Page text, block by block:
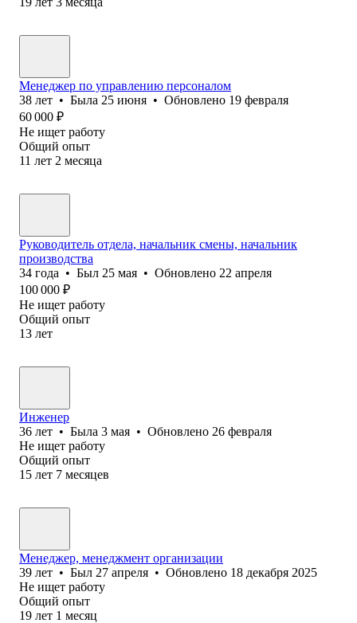
Менеджер по управлению персоналом
38 лет • Была 25 июня • Обновлено 19 февраля
60 000 ₽
Не ищет работу
Общий опыт
11 лет 2 месяца
Руководитель отдела, начальник смены, начальник
производства
34 года • Был 25 мая • Обновлено 22 апреля
100 000 ₽
Не ищет работу
Общий опыт
13 лет
Инженер
36 лет • Была 3 мая • Обновлено 26 февраля
Не ищет работу
Общий опыт
15 лет 7 месяцев
Менеджер, менеджмент организации
39 лет • Был 27 апреля • Обновлено 18 декабря 2025
Не ищет работу
Общий опыт
19 лет 1 месяц